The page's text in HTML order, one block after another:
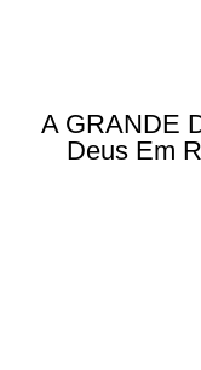
A GRANDE
Deus Em